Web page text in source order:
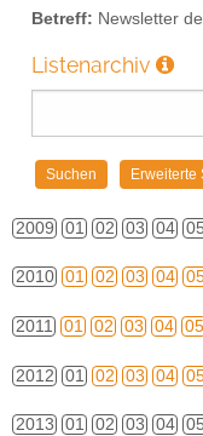
Betreff: Newsletter
Listenarchiv
2009 01 02 03 04 05
2010 01 02 03 04
2011 01 02 03 04 05
2012 01 02 03 04
2013 01 02 03 04 05